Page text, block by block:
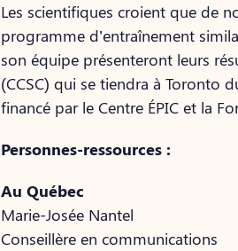
Les scientifiques croient que de
programme d’entraînement
son équipe présenteront leurs
(CCSC) qui se tiendra à Toronto
financé par le Centre ÉPIC et la
Personnes-ressources :
Au Québec
Marie-Josée Nantel
Conseillère en communications